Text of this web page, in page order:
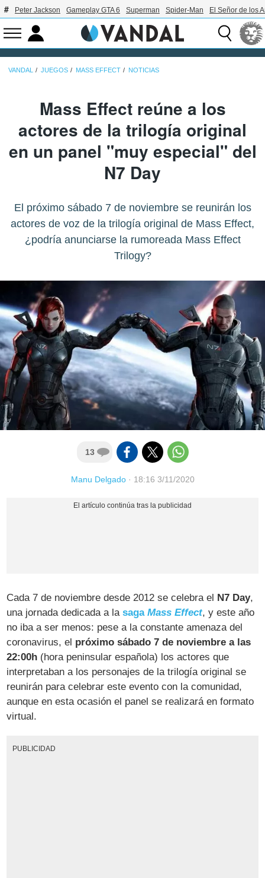
Peter Jackson Gameplay GTA 6 Superman Spider-Man El Señor de los
VANDAL JUEGOS MASS EFFECT NOTICIAS
Mass Effect reúne a los
actores de la trilogía original
en un panel "muy especial" del
N7 Day
El próximo sábado 7 de noviembre se reunirán los
actores de voz de la trilogía original de Mass Effect,
¿podría anunciarse la rumoreada Mass Effect
Trilogy?
13
Manu Delgado· 18:16 3/11/2020
Cada 7 de noviembre desde 2012 se celebra el N7 Day,
una jornada dedicada a lasagaMass Effect, y este año
no iba a ser menos: pese a la constante amenaza del
coronavirus, el próximo sábado 7 de noviembre a las
22:00h (hora peninsular española) los actores que
interpretaban a los personajes de la trilogía original se
reunirán para celebrar este evento con la comunidad,
aunque en esta ocasión el panel se realizará en formato
virtual.
PUBLICIDAD